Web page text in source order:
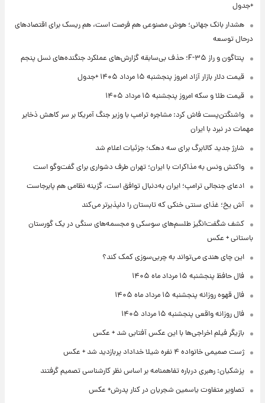
+جدول
هشدار بانک جهانی؛ هوش مصنوعی هم فرصت است، هم ریسک برای اقتصادهای
درحال توسعه
پنتاگون و راز F-۳۵؛ حذف بی‌سابقه گزارش‌های عملکرد جنگنده‌های نسل پنجم
قیمت دلار بازار آزاد امروز پنجشنبه ۱۵ مرداد ۱۴۰۵ +جدول
قیمت طلا و سکه امروز پنجشنبه ۱۵ مرداد ۱۴۰۵
واشنگتن‌پست فاش کرد: مشاجره ترامپ با وزیر جنگ آمریکا بر سر کاهش ذخایر
مهمات در نبرد با ایران
شارژ جدید کالابرگ برای سه دهک؛ جزئیات اعلام شد
واکنش ونس به مذاکرات با ایران؛ تهران طرف دشواری برای گفت‌وگو است
ادعای جنجالی ترامپ؛ ایران به‌دنبال توافق است، گزینه نظامی هم پابرجاست
آش یخ؛ غذای سنتی خنکی که تابستان را دلپذیرتر می‌کند
کشف شگفت‌انگیز طلسم‌های سوسکی و مجسمه‌های سنگی در یک گورستان
باستانی + عکس
این چای هندی می‌تواند به چربی‌سوزی کمک کند؟
فال حافظ پنجشنبه ۱۵ مرداد ماه ۱۴۰۵
فال قهوه روزانه پنجشنبه ۱۵ مرداد ماه ۱۴۰۵
فال روزانه واقعی پنجشنبه ۱۵ مرداد ۱۴۰۵
بازیگر فیلم اخراجی‌ها با این عکس آفتابی شد + عکس
ژست صمیمی خانواده ۴ نفره شیلا خداداد پربازدید شد + عکس
پزشکیان: رهبری درباره تفاهمنامه بر اساس نظر کارشناسی تصمیم گرفتند
تصاویر متفاوت یاسمین شجریان در کنار پدرش+ عکس